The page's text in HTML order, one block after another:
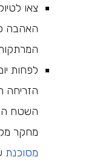
צאו
האהבה
לפחות
הזריחה
השטח
מחקר
מסוכנת